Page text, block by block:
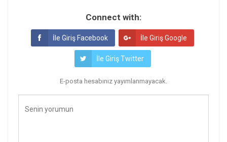
Connect with:
İle Giriş Facebook İle Giriş Google
İle Giriş Twitter
E-posta hesabınız yayımlanmayacak.